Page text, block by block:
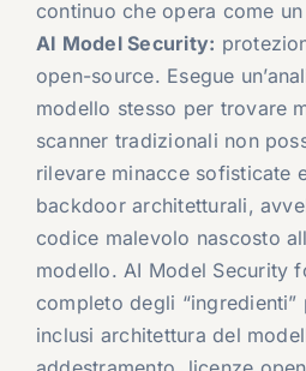
continuo che opera come
AI Model Security:
open-source. Esegue
modello stesso per trovare
scanner tradizionali non
rilevare minacce sofisticate
backdoor architetturali,
codice malevolo nascosto
modello. AI Model Security
completo degli “ingredienti”
inclusi architettura del